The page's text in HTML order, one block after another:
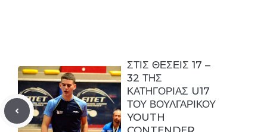
ΣΤΙΣ ΘΕΣΕΙΣ 17 –
32 ΤΗΣ
ΚΑΤΗΓΟΡΙΑΣ U17
ΤΟΥ ΒΟΥΛΓΑΡΙΚΟΥ
YOUTH